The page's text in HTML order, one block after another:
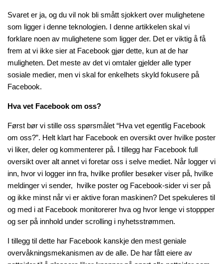
Svaret er ja, og du vil nok bli smått sjokkert over mulighetene
som ligger i denne teknologien. I denne artikkelen skal vi
forklare noen av mulighetene som ligger der. Det er viktig å få
frem at vi ikke sier at Facebook gjør dette, kun at de har
muligheten. Det meste av det vi omtaler gjelder alle typer
sosiale medier, men vi skal for enkelhets skyld fokusere på
Facebook.
Hva vet Facebook om oss?
Først bør vi stille oss spørsmålet “Hva vet egentlig Facebook
om oss?”. Helt klart har Facebook en oversikt over hvilke poster
vi liker, deler og kommenterer på. I tillegg har Facebook full
oversikt over alt annet vi foretar oss i selve mediet. Når logger vi
inn, hvor vi logger inn fra, hvilke profiler besøker viser på, hvilke
meldinger vi sender, hvilke poster og Facebook-sider vi ser på
og ikke minst når vi er aktive foran maskinen? Det spekuleres til
og med i at Facebook monitorerer hva og hvor lenge vi stoppper
og ser på innhold under scrolling i nyhetsstrømmen.
I tillegg til dette har Facebook kanskje den mest geniale
overvåkningsmekanismen av de alle. De har fått eiere av